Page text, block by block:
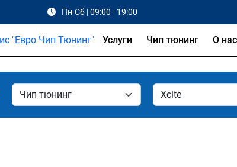
Пн-Сб | 09:00 - 19:00
Услуги Чип тюнинг О нас